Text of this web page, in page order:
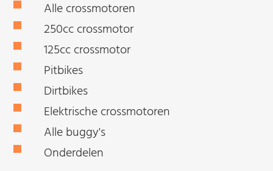
Alle crossmotoren
250cc crossmotor
125cc crossmotor
Pitbikes
Dirtbikes
Elektrische crossmotoren
Alle buggy's
Onderdelen